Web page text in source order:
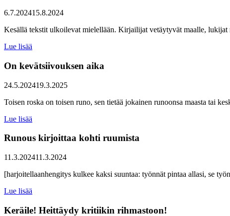
6.7.202415.8.2024
Kesällä tekstit ulkoilevat mielellään. Kirjailijat vetäytyvät maalle,
Lue lisää
On kevätsiivouksen aika
24.5.202419.3.2025
Toisen roska on toisen runo, sen tietää jokainen runoonsa maasta tai
Lue lisää
Runous kirjoittaa kohti ruumista
11.3.202411.3.2024
[harjoitellaanhengitys kulkee kaksi suuntaa: työnnät pintaa allasi, se
Lue lisää
Keräile! Heittäydy kritiikin rihmastoon!